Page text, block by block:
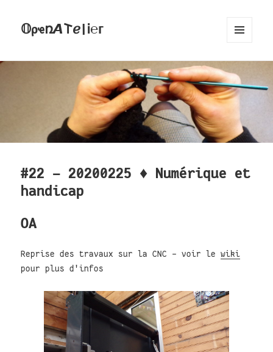
𝕆ρҽռ𝞐𐌕ℯ|Ꭵ℮ᴦ
#22 - 20200225 ♦ Numérique et
handicap
OA
Reprise des travaux sur la CNC - voir lewiki
pour plus d'infos